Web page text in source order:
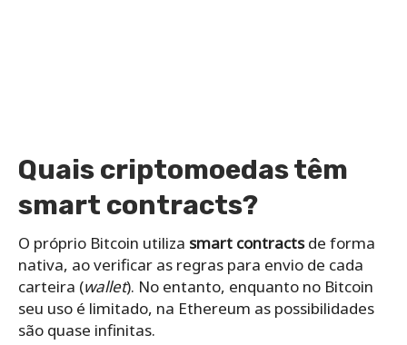
Quais criptomoedas têm
smart contracts?
O próprio Bitcoin utiliza smart contractsde forma
nativa, ao verificar as regras para envio de cada
carteira (wallet). No entanto, enquanto no Bitcoin
seu uso é limitado, na Ethereum as possibilidades
são quase infinitas.